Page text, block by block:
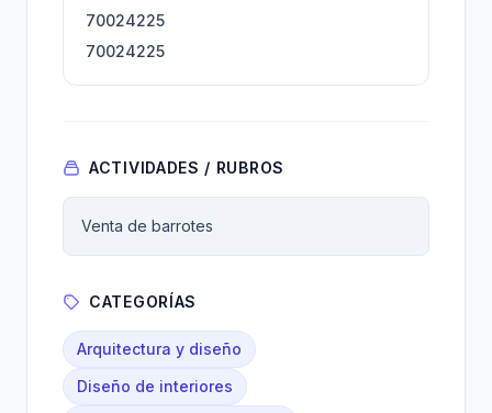
70024225
70024225
ACTIVIDADES / RUBROS
Venta de barrotes
CATEGORÍAS
Arquitectura y diseño
Diseño de interiores